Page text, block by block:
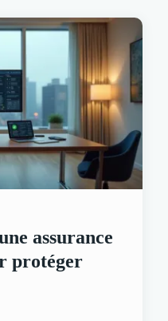
assurance
protéger